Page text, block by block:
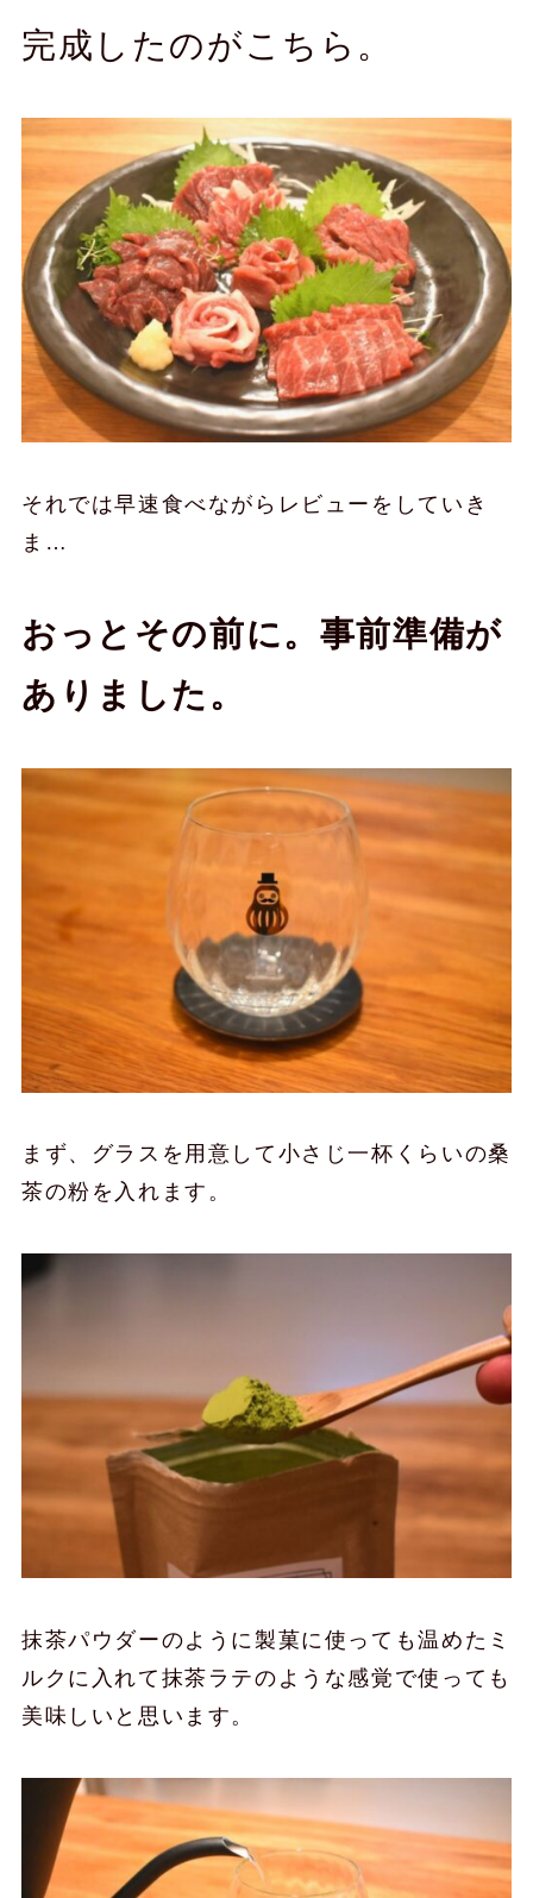
完成したのがこちら。
それでは早速食べながらレビューをしていき
ま…
おっとその前に。事前準備が
ありました。
まず、グラスを用意して小さじ一杯くらいの桑
茶の粉を入れます。
抹茶パウダーのように製菓に使っても温めたミ
ルクに入れて抹茶ラテのような感覚で使っても
美味しいと思います。